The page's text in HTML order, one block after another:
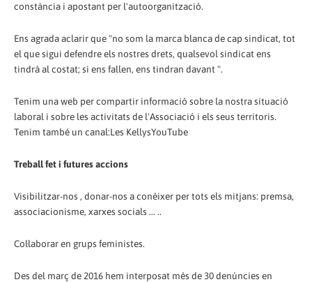
constància i apostant per l'autoorganització.
Ens agrada aclarir que "no som la marca blanca de cap sindicat, tot
el que sigui defendre els nostres drets, qualsevol sindicat ens
tindrà al costat; si ens fallen, ens tindran davant ".
Tenim una web per compartir informació sobre la nostra situació
laboral i sobre les activitats de l'Associació i els seus territoris.
Tenim també un canal:Les KellysYouTube
Treball fet i futures accions
Visibilitzar-nos , donar-nos a conèixer per tots els mitjans: premsa,
associacionisme, xarxes socials ... ..
Col·laborar en grups feministes.
Des del març de 2016 hem interposat més de 30 denúncies en